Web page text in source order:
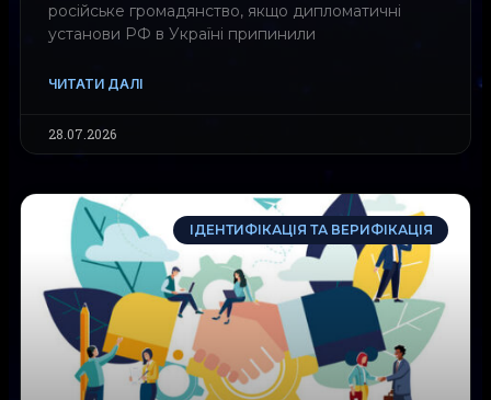
російське громадянство, якщо дипломатичні
установи РФ в Україні припинили
ЧИТАТИ ДАЛІ
28.07.2026
ІДЕНТИФІКАЦІЯ ТА ВЕРИФІКАЦІЯ